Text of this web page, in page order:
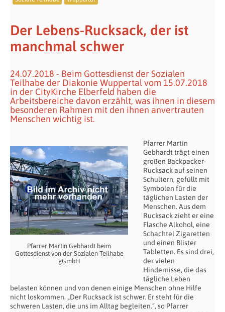
Der Lebens-Rucksack, der ist
manchmal schwer
24.07.2018 - Beim Gottesdienst der Sozialen
Teilhabe der Diakonie Wuppertal vom 15.07.2018
in der CityKirche Elberfeld haben die
Arbeitsbereiche davon erzählt, was ihnen in diesem
besonderen Rahmen mit den ihnen anvertrauten
Menschen wichtig ist.
Pfarrer Martin Gebhardt beim
Gottesdienst von der Sozialen Teilhabe
gGmbH
Pfarrer Martin
Gebhardt trägt einen
großen Backpacker-
Rucksack auf seinen
Schultern, gefüllt mit
Symbolen für die
täglichen Lasten der
Menschen. Aus dem
Rucksack zieht er eine
Flasche Alkohol, eine
Schachtel Zigaretten
und einen Blister
Tabletten. Es sind drei,
der vielen
Hindernisse, die das
tägliche Leben
belasten können und von denen einige Menschen ohne Hilfe
nicht loskommen. „Der Rucksack ist schwer. Er steht für die
schweren Lasten, die uns im Alltag begleiten.“, so Pfarrer